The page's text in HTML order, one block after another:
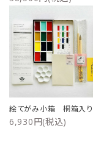
絵てがみ小箱 桐箱入り
6,930円(税込)